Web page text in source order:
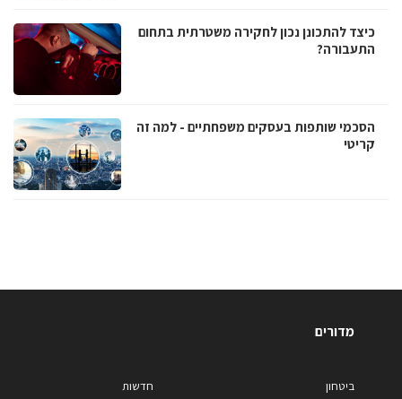
כיצד להתכונן נכון לחקירה משטרתית בתחום
התעבורה?
הסכמי שותפות בעסקים משפחתיים - למה זה
קריטי
מדורים
ביטחון
חדשות